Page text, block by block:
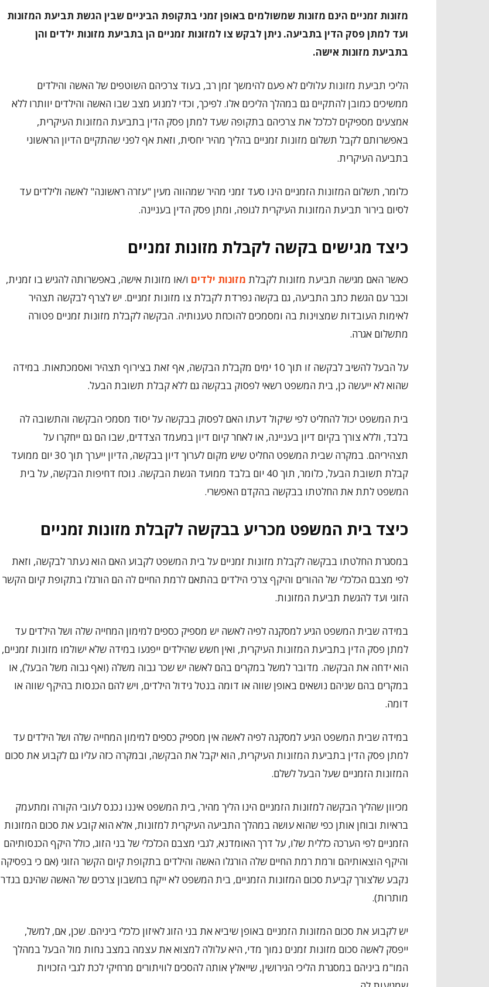
מזונות זמניים הינם מזונות שמשולמים באופן זמני בתקופת הביניים שבין הגשת תביעת המזונות
ועד למתן פסק הדין בתביעה. ניתן לבקש צו למזונות זמניים הן בתביעת מזונות ילדים והן
בתביעת מזונות אישה.
הליכי תביעת מזונות עלולים לא פעם להימשך זמן רב, בעוד צרכיהם השוטפים של האשה והילדים
ממשיכים כמובן להתקיים גם במהלך הליכים אלו. לפיכך, וכדי למנוע מצב שבו האשה והילדים יוותרו ללא
אמצעים מספיקים לכלכל את צרכיהם בתקופה שעד למתן פסק הדין בתביעת המזונות העיקרית,
באפשרותם לקבל תשלום מזונות זמניים בהליך מהיר יחסית, וזאת אף לפני שהתקיים הדיון הראשוני
בתביעה העיקרית.
כלומר, תשלום המזונות הזמניים הינו סעד זמני מהיר שמהווה מעין "עזרה ראשונה" לאשה ולילדים עד
לסיום בירור תביעת המזונות העיקרית לגופה, ומתן פסק הדין בעניינה.
כיצד מגישים בקשה לקבלת מזונות זמניים
כאשר האם מגישה תביעת מזונות לקבלת מזונות ילדים ו/או מזונות אישה, באפשרותה להגיש בו זמנית,
וכבר עם הגשת כתב התביעה, גם בקשה נפרדת לקבלת צו מזונות זמניים. יש לצרף לבקשה תצהיר
לאימות העובדות שמצוינות בה ומסמכים להוכחת טענותיה. הבקשה לקבלת מזונות זמניים פטורה
מתשלום אגרה.
על הבעל להשיב לבקשה זו תוך 10 ימים מקבלת הבקשה, אף זאת בצירוף תצהיר ואסמכתאות. במידה
שהוא לא ייעשה כן, בית המשפט רשאי לפסוק בבקשה גם ללא קבלת תשובת הבעל.
בית המשפט יכול להחליט לפי שיקול דעתו האם לפסוק בבקשה על יסוד מסמכי הבקשה והתשובה לה
בלבד, וללא צורך בקיום דיון בעניינה, או לאחר קיום דיון במעמד הצדדים, שבו הם גם ייחקרו על
תצהיריהם. במקרה שבית המשפט החליט שיש מקום לערוך דיון בבקשה, הדיון ייערך תוך 30 יום ממועד
קבלת תשובת הבעל, כלומר, תוך 40 יום בלבד ממועד הגשת הבקשה. נוכח דחיפות הבקשה,
על בית
המשפט לתת את החלטתו בבקשה בהקדם האפשרי.
כיצד בית המשפט מכריע בבקשה לקבלת מזונות זמניים
במסגרת החלטתו בבקשה לקבלת מזונות זמניים על בית המשפט לקבוע האם הוא נעתר לבקשה, וזאת
לפי מצבם הכלכלי של ההורים והיקף צרכי הילדים בהתאם לרמת החיים לה הם הורגלו בתקופת קיום הקשר
הזוגי ועד להגשת תביעת המזונות.
במידה שבית המשפט הגיע למסקנה לפיה לאשה יש מספיק כספים למימון המחייה שלה ושל הילדים עד
למתן פסק הדין בתביעת המזונות העיקרית, ואין חשש שהילדים ייפגעו במידה שלא ישולמו מזונות זמניים,
הוא ידחה את הבקשה. מדובר למשל במקרים בהם לאשה יש שכר גבוה משלה (ואף גבוה משל הבעל), או
במקרים בהם שניהם נושאים באופן שווה או דומה בנטל גידול הילדים, ויש להם הכנסות בהיקף שווה או
דומה.
במידה שבית המשפט הגיע למסקנה לפיה לאשה אין מספיק כספים למימון המחייה שלה ושל הילדים עד
למתן פסק הדין בתביעת המזונות העיקרית, הוא יקבל את הבקשה, ובמקרה כזה עליו גם לקבוע את סכום
המזונות הזמניים שעל הבעל לשלם.
מכיוון שהליך הבקשה למזונות הזמניים הינו הליך מהיר, בית המשפט איננו נכנס לעובי הקורה ומתעמק
בראיות ובוחן אותן כפי שהוא עושה במהלך התביעה העיקרית למזונות, אלא הוא קובע את סכום המזונות
הזמניים לפי הערכה כללית שלו, על דרך האומדנא, לגבי מצבם הכלכלי של בני הזוג, כולל היקף הכנסותיהם
והיקף הוצאותיהם ורמת רמת החיים שלה הורגלו האשה והילדים בתקופת קיום הקשר הזוגי (אם כי בפסיקה
נקבע שלצורך קביעת סכום המזונות הזמניים, בית המשפט לא ייקח בחשבון צרכים של האשה שהינם בגדר
מותרות).
יש לקבוע את סכום המזונות הזמניים באופן שיביא את בני הזוג לאיזון כלכלי ביניהם. שכן, אם, למשל,
ייפסק לאשה סכום מזונות זמנים נמוך מדי, היא עלולה למצוא את עצמה במצב נחות מול הבעל במהלך
המו"מ ביניהם במסגרת הליכי הגירושין, שייאלץ אותה להסכים לוויתורים מרחיקי לכת לגבי הזכויות